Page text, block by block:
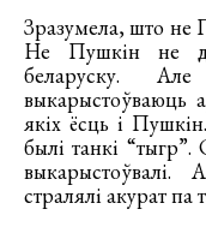
Зразумела, што не
Не Пушкін не
беларуску.
выкарыстоўваюць
якіх ёсць і
былі танкі “тыгр”.
стралялі акурат па